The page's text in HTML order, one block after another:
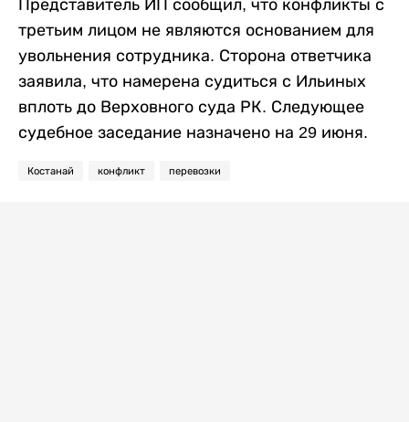
Представитель ИП сообщил, что конфликты с
третьим лицом не являются основанием для
увольнения сотрудника. Сторона ответчика
заявила, что намерена судиться с Ильиных
вплоть до Верховного суда РК. Следующее
судебное заседание назначено на 29 июня.
Костанай конфликт перевозки